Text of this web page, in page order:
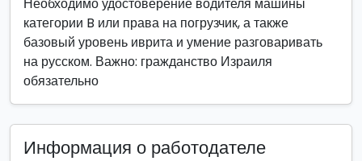
категории B или права на погрузчик, а также
базовый уровень иврита и умение разговаривать
на русском. Важно: гражданство Израиля
обязательно
Информация о работодателе